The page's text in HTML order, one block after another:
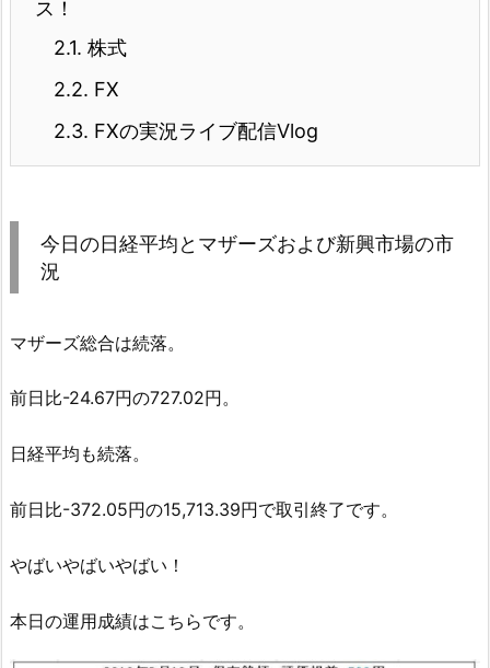
ス！
2.1. 株式
2.2. FX
2.3. FXの実況ライブ配信Vlog
今日の日経平均とマザーズおよび新興市場の市
況
マザーズ総合は続落。
前日比-24.67円の727.02円。
日経平均も続落。
前日比-372.05円の15,713.39円で取引終了です。
やばいやばいやばい！
本日の運用成績はこちらです。